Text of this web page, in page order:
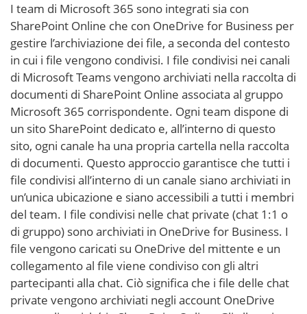
I team di Microsoft 365 sono integrati sia con
SharePoint Online che con OneDrive for Business per
gestire l’archiviazione dei file, a seconda del contesto
in cui i file vengono condivisi. I file condivisi nei canali
di Microsoft Teams vengono archiviati nella raccolta di
documenti di SharePoint Online associata al gruppo
Microsoft 365 corrispondente. Ogni team dispone di
un sito SharePoint dedicato e, all’interno di questo
sito, ogni canale ha una propria cartella nella raccolta
di documenti. Questo approccio garantisce che tutti i
file condivisi all’interno di un canale siano archiviati in
un’unica ubicazione e siano accessibili a tutti i membri
del team. I file condivisi nelle chat private (chat 1:1 o
di gruppo) sono archiviati in OneDrive for Business. I
file vengono caricati su OneDrive del mittente e un
collegamento al file viene condiviso con gli altri
partecipanti alla chat. Ciò significa che i file delle chat
private vengono archiviati negli account OneDrive